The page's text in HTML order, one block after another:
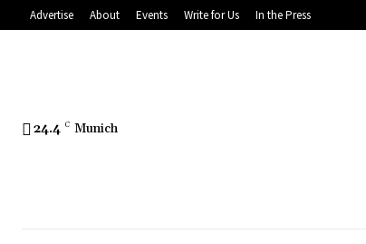
Advertise About Events Write for Us In the Press
24.4 C Munich